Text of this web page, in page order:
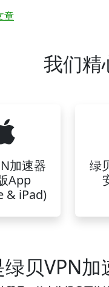
章
我们精
加速器
App
& iPad)
绿
贝VPN